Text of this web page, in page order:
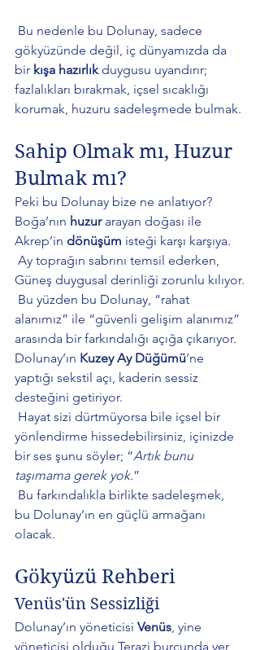
Bu nedenle bu Dolunay, sadece
gökyüzünde değil, iç dünyamızda da
bir kışa hazırlık duygusu uyandırır;
fazlalıkları bırakmak, içsel sıcaklığı
korumak, huzuru sadeleşmede bulmak.
Sahip Olmak mı, Huzur
Bulmak mı?
Peki bu Dolunay bize ne anlatıyor?
Boğa’nın huzur arayan doğası ile
Akrep’in dönüşüm isteği karşı karşıya.
Güneş duygusal derinliği zorunlu kılıyor.
alanımız” ile “güvenli gelişim alanımız”
arasında bir farkındalığı açığa çıkarıyor.
Dolunay’ın Kuzey Ay Düğümü’ne
yaptığı sekstil açı, kaderin sessiz
desteğini getiriyor.
yönlendirme hissedebilirsiniz, içinizde
bir ses şunu söyler; “Artık bunu
taşımama gerek yok.”
bu Dolunay’ın en güçlü armağanı
olacak.
Gökyüzü Rehberi
Venüs'ün Sessizliği
Dolunay’ın yöneticisi Venüs, yine
yöneticisi olduğu Terazi burcunda yer